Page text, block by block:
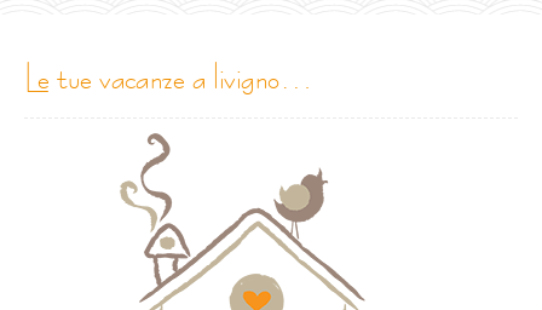
le tue vacanze a livigno…